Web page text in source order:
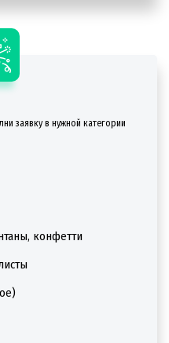
заявку в нужной категории
конфетти